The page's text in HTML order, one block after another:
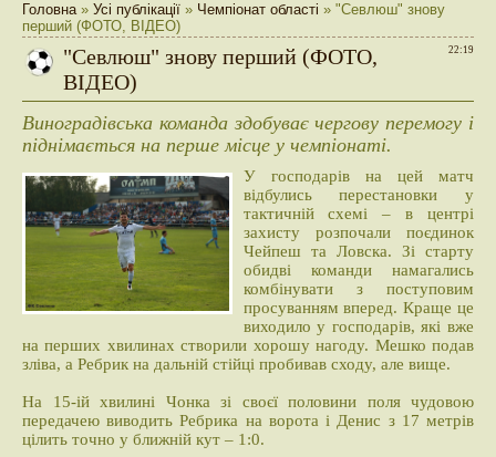
Головна» Усі публікації » Чемпіонат області » "Севлюш" знову
перший (ФОТО, ВІДЕО)
22:19
"Севлюш" знову перший (ФОТО,
ВІДЕО)
Виноградівська команда здобуває чергову перемогу і
піднімається на перше місце у чемпіонаті.
У господарів на цей матч
відбулись перестановки у
тактичній схемі – в центрі
захисту розпочали поєдинок
Чейпеш та Ловска. Зі старту
обидві команди намагались
комбінувати з поступовим
просуванням вперед. Краще це
виходило у господарів, які вже
на перших хвилинах створили хорошу нагоду. Мешко подав
зліва, а Ребрик на дальній стійці пробивав сходу, але вище.
На 15-ій хвилині Чонка зі своєї половини поля чудовою
передачею виводить Ребрика на ворота і Денис з 17 метрів
цілить точно у ближній кут – 1:0.